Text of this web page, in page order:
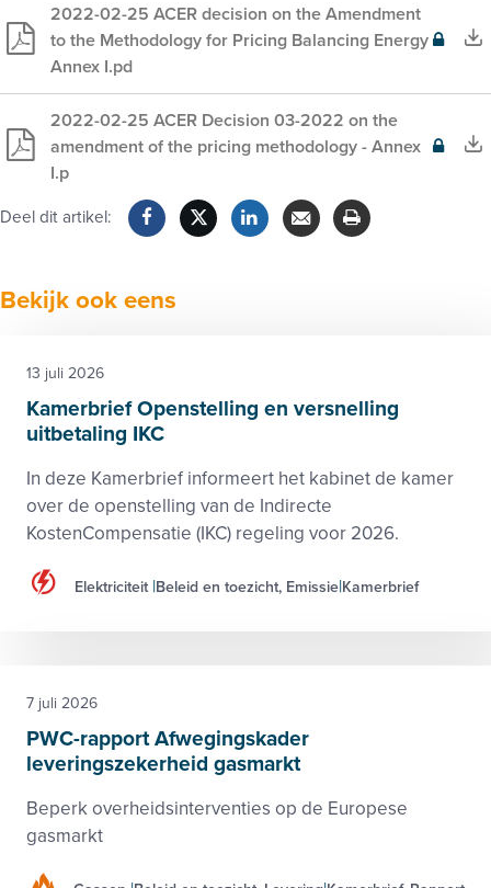
2022-02-25 ACER decision on the Amendment
to the Methodology for Pricing Balancing Energy
Annex I.pd
Exclusief
2022-02-25 ACER Decision 03-2022 on the
amendment of the pricing methodology - Annex
I.p
Exclusief
leden
Deel dit artikel:
Bekijk ook eens
Kamerbrief Openstelling en versnelling
uitbetaling IKC
In deze Kamerbrief informeert het kabinet de kamer
over de openstelling van de Indirecte
KostenCompensatie (IKC) regeling voor 2026.
13 juli 2026
Elektriciteit Beleid en toezicht, Emissie Kamerbrief
PWC-rapport Afwegingskader
leveringszekerheid gasmarkt
Beperk overheidsinterventies op de Europese
gasmarkt
7 juli 2026